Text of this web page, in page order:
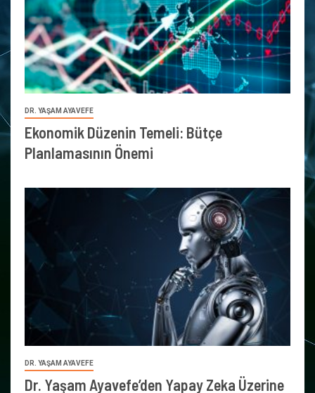
DR. YAŞAM AYAVEFE
Ekonomik Düzenin Temeli: Bütçe
Planlamasının Önemi
DR. YAŞAM AYAVEFE
Dr. Yaşam Ayavefe’den Yapay Zeka Üzerine